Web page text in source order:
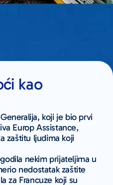
kao
koji je bio prvi
Europ Assistance,
zaštitu ljudima koji
nekim prijateljima u
nedostatak zaštite
za Francuze koji su